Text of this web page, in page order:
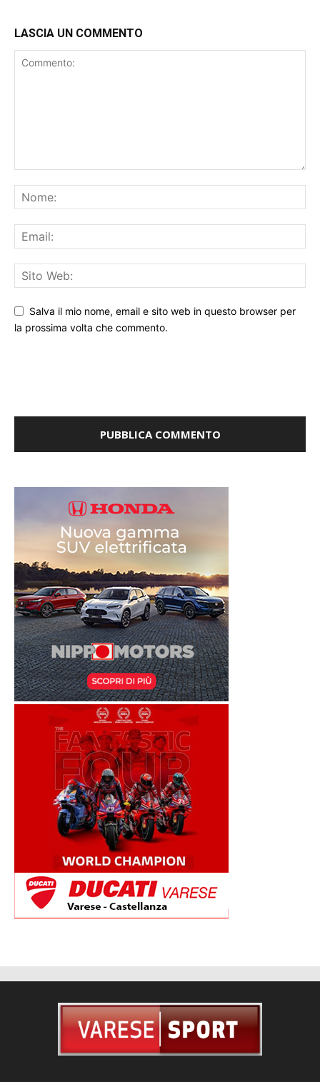
LASCIA UN COMMENTO
Salva il mio nome, email e sito web in questo browser per
la prossima volta che commento.